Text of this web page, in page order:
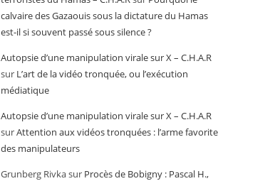
calvaire des Gazaouis sous la dictature du Hamas
est-il si souvent passé sous silence ?
Autopsie d’une manipulation virale sur X – C.H.A.R
sur L’art de la vidéo tronquée, ou l’exécution
médiatique
Autopsie d’une manipulation virale sur X – C.H.A.R
surAttention aux vidéos tronquées : l’arme favorite
des manipulateurs
Grunberg Rivkasur Procès de Bobigny : Pascal H.,